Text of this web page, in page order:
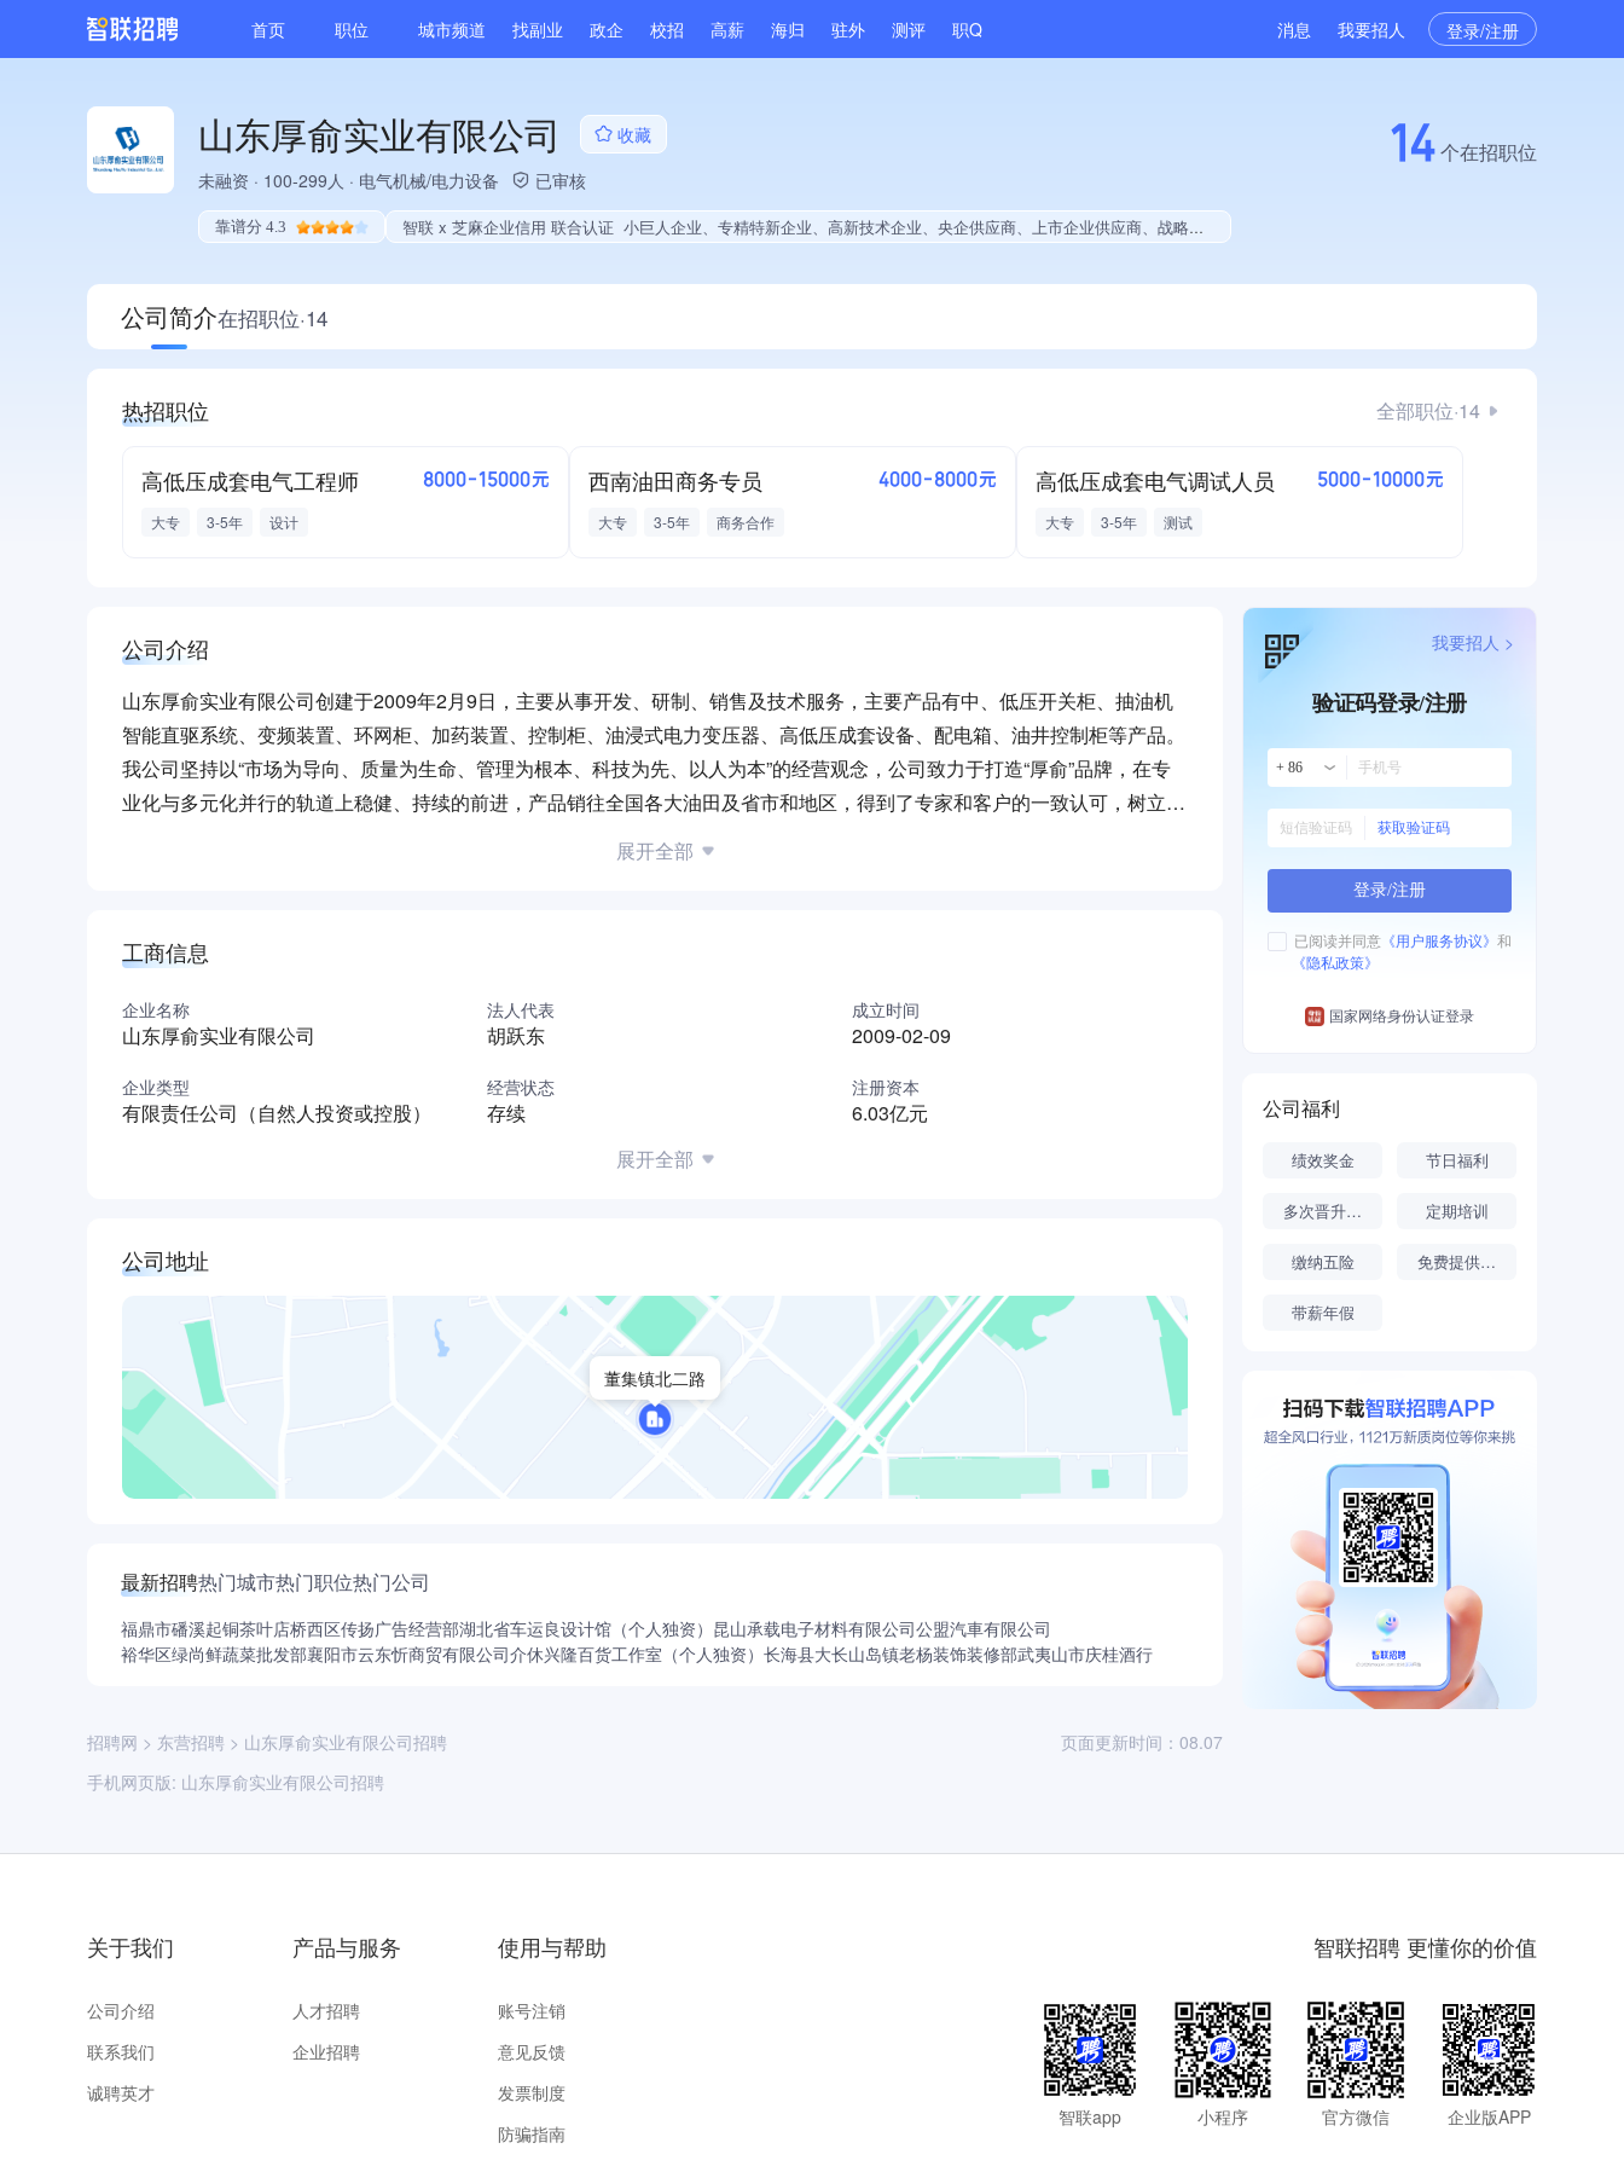
首页 职位 城市频道 找副业 政企 校招 高薪 海归 驻外 测评 职Q 消息 我要招人 登录/注册
山东厚俞实业有限公司
收藏
未融资 · 100-299人 · 电气机械/电力设备 已审核
靠谱分 4.3 智联 x 芝麻企业信用 联合认证 小巨人企业、专精特新企业、高新技术企业、央企供应商、上市企业供应商、战略性新兴领域创新能力、薪资水平全省同行前50%、旗下品牌同行前20%、A级纳税人、知名品牌供应商、多产业布局、拥有节能环保技术、拥有自主品牌、拥有发明专利、专利授权量同领域前5%、技术布局行业领先、经营年限全国同行前20%、权威管理体系认证、权威产品认证、大学生就业贡献、2025年公开项目中标、拥有绿色资质、拥有工艺创新能力、拥有多项著作权、软件研发量位于同行前5%
14个在招职位
公司简介在招职位·14
热招职位 全部职位·14
高低压成套电气工程师 8000-15000元
大专 3-5年 设计
西南油田商务专员 4000-8000元
大专 3-5年 商务合作
高低压成套电气调试人员 5000-10000元
大专 3-5年 测试
公司介绍
山东厚俞实业有限公司创建于2009年2月9日，主要从事开发、研制、销售及技术服务，主要产品有中、低压开关柜、抽油机
智能直驱系统、变频装置、环网柜、加药装置、控制柜、油浸式电力变压器、高低压成套设备、配电箱、油井控制柜等产品。
我公司坚持以“市场为导向、质量为生命、管理为根本、科技为先、以人为本”的经营观念，公司致力于打造“厚俞”品牌，在专
业化与多元化并行的轨道上稳健、持续的前进，产品销往全国各大油田及省市和地区，得到了专家和客户的一致认可，树立了
良好的企业形象，始终坚持以“质量第一”“诚信为本”“勇于创新”为最高目标，竭诚欢迎各界人士精诚合作、共求发展。
展开全部
工商信息
企业名称
山东厚俞实业有限公司
法人代表
胡跃东
成立时间
2009-02-09
企业类型
有限责任公司（自然人投资或控股）
经营状态
存续
注册资本
6.03亿元
展开全部
公司地址
董集镇北二路
最新招聘热门城市热门职位热门公司
福鼎市磻溪起铜茶叶店桥西区传扬广告经营部湖北省车运良设计馆（个人独资） 昆山承载电子材料有限公司公盟汽車有限公司
裕华区绿尚鲜蔬菜批发部襄阳市云东忻商贸有限公司介休兴隆百货工作室（个人独资） 长海县大长山岛镇老杨装饰装修部武夷山市庆桂酒行
招聘网 > 东营招聘 > 山东厚俞实业有限公司招聘
手机网页版: 山东厚俞实业有限公司招聘
页面更新时间：08.07
验证码登录/注册
+ 86
获取验证码
登录/注册
已阅读并同意 《用户服务协议》 和
《隐私政策》
国家网络身份认证登录
我要招人 >
公司福利
绩效奖金 节日福利
多次晋升机会 定期培训
缴纳五险 免费提供食宿
带薪年假
关于我们
公司介绍
联系我们
诚聘英才
产品与服务
人才招聘
企业招聘
使用与帮助
账号注销
意见反馈
发票制度
防骗指南
智联招聘 更懂你的价值
智联app 小程序 官方微信 企业版APP